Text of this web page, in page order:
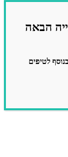
הקנייה הבאה
לטיפים